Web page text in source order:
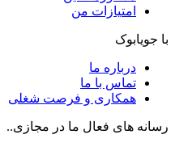
امتیازات من
با جویابوک
درباره ما
تماس با ما
همکاری و فرصت شغلی
رسانه های فعال ما در مجازی..